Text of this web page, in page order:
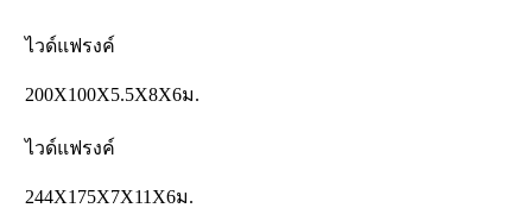
ไวด์แฟรงค์
200X100X5.5X8X6ม.
ไวด์แฟรงค์
244X175X7X11X6ม.